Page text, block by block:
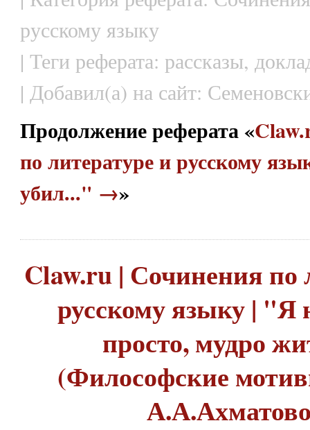
русскому языку
| Теги реферата: рассказы,
| Добавил(а) на сайт:
Продолжение реферата «
по литературе и русскому
убил..." →»
Claw.ru | Сочинения по
русскому языку | "Я
просто, мудро
(Философские